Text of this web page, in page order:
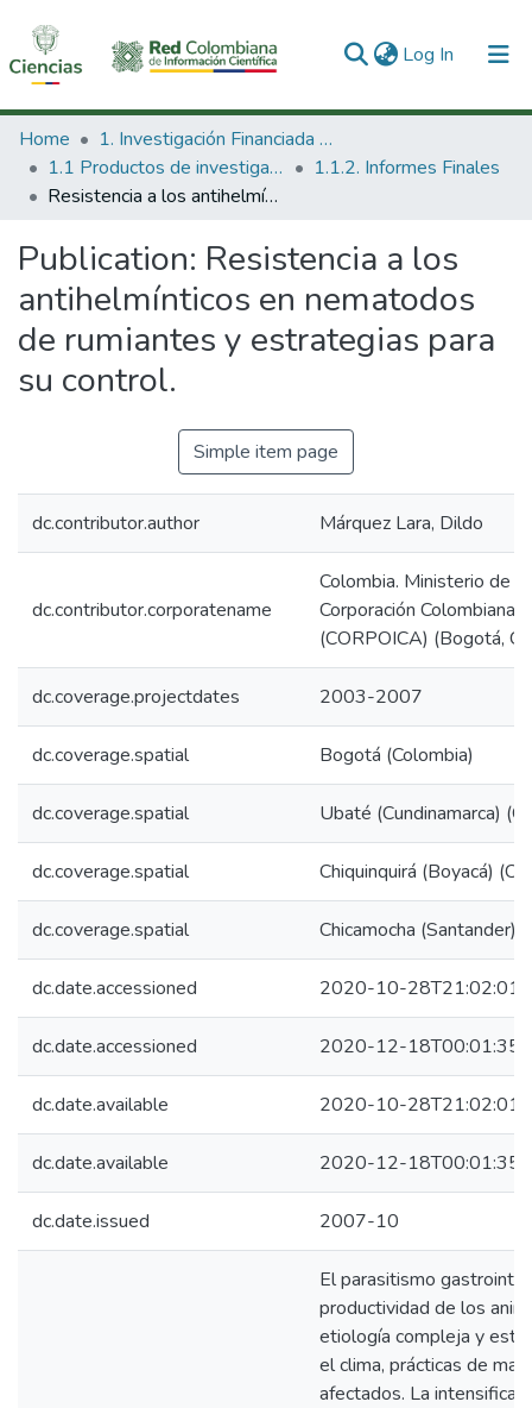
Log In (current)
Communities & Collections
All of DSpace
Home
1. Investigación Financiada con Recursos Públicos
1.1 Productos de investigación
1.1.2. Informes Finales
Resistencia a los antihelmínticos en nematodos de rumiantes y estrategias para su control.
Publication: Resistencia a los
antihelmínticos en nematodos
de rumiantes y estrategias para
su control.
Simple item page
dc.contributor.author Márquez Lara, Dildo
dc.contributor.corporatename
Colombia. Ministerio de
Corporación Colombiana
(CORPOICA) (Bogotá,
dc.coverage.projectdates 2003-2007
dc.coverage.spatial Bogotá (Colombia)
dc.coverage.spatial Ubaté (Cundinamarca)
dc.coverage.spatial Chiquinquirá (Boyacá)
dc.coverage.spatial Chicamocha (Santander)
dc.date.accessioned 2020-10-28T21:02:01Z
dc.date.accessioned 2020-12-18T00:01:35Z
dc.date.available 2020-10-28T21:02:01Z
dc.date.available 2020-12-18T00:01:35Z
dc.date.issued 2007-10
El parasitismo
productividad de los
etiología compleja y
el clima, prácticas de
afectados. La